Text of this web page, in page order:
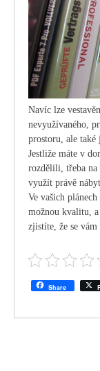
Navíc lze
nevyužívaného,
prostoru, ale
Jestliže máte v
rozdělili, třeba na
využít právě
Ve vašich
možnou kvalitu, a
zjistíte, že se
Share